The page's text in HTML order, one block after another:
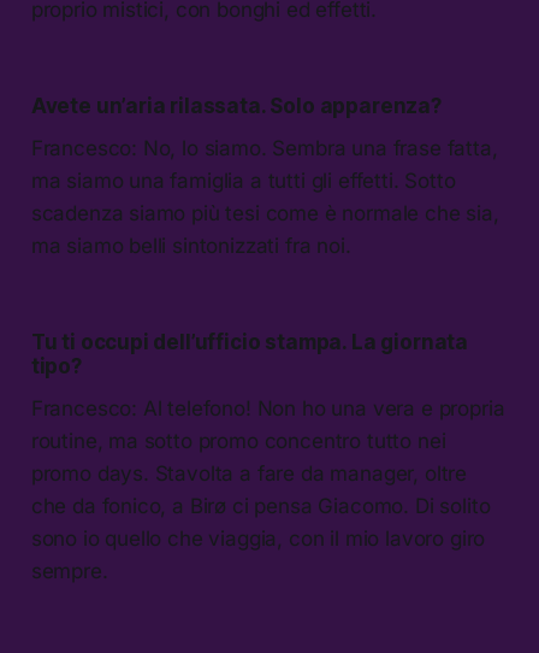
proprio mistici, con bonghi ed effetti.
Avete un’aria rilassata. Solo apparenza?
Francesco: No, lo siamo. Sembra una frase fatta,
ma siamo una famiglia a tutti gli effetti. Sotto
scadenza siamo più tesi come è normale che sia,
ma siamo belli sintonizzati fra noi.
Tu ti occupi dell’ufficio stampa. La giornata
tipo?
Francesco: Al telefono! Non ho una vera e propria
routine, ma sotto promo concentro tutto nei
promo days. Stavolta a fare da manager, oltre
che da fonico, a Birø ci pensa Giacomo. Di solito
sono io quello che viaggia, con il mio lavoro giro
sempre.